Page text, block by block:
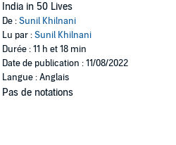
India in 50 Lives
De :Sunil Khilnani
Lu par :Sunil Khilnani
Durée : 11 h et 18 min
Date de publication : 11/08/2022
Langue : Anglais
Pas de notations